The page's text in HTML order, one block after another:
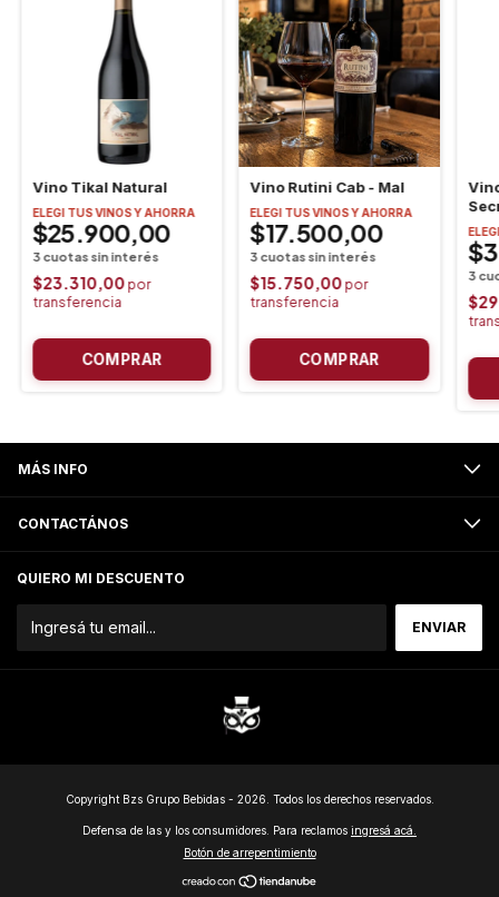
Vino Tikal Natural
ELEGI TUS VINOS Y AHORRA
$25.900,00
$23.310,00
Vino Rutini Cab - Mal
ELEGI TUS VINOS Y AHORRA
$17.500,00
$15.750,00
MÁS INFO
CONTACTÁNOS
QUIERO MI DESCUENTO
Copyright Bzs Grupo Bebidas - 2026. Todos los derechos reservados.
Defensa de las y los consumidores. Para reclamos ingresá acá.
Botón de arrepentimiento